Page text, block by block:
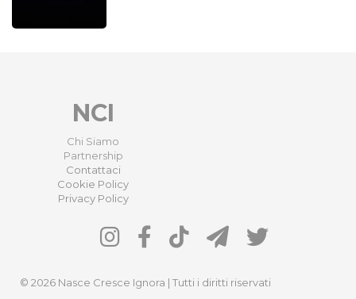
NCI
Chi Siamo
Partnership
Contattaci
Cookie Policy
Privacy Policy
© 2026 Nasce Cresce Ignora | Tutti i diritti riservati